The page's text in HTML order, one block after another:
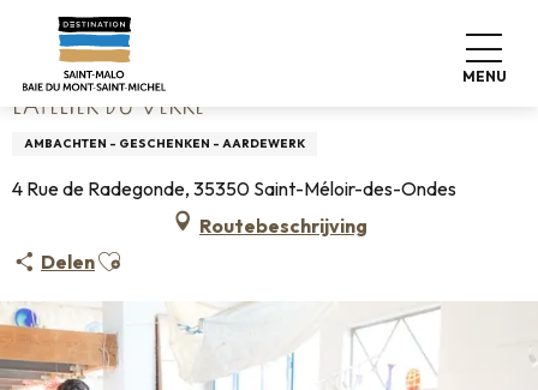
contenu
principal
MENU
Home L'Atelier du Verre
L'ATELIER DU VERRE
AMBACHTEN - GESCHENKEN - AARDEWERK
4 Rue de Radegonde, 35350 Saint-Méloir-des-Ondes
Routebeschrijving
DelenAjouter aux favoris